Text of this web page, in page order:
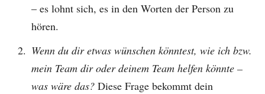
– es lohnt sich, es in den Worten der Person zu
hören.
Wenn du dir etwas wünschen könntest, wie ich bzw.
mein Team dir oder deinem Team helfen könnte –
was wäre das?Diese Frage bekommt dein